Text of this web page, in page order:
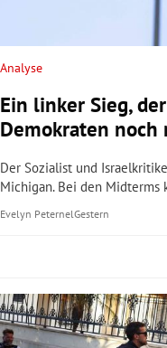
Untermenü
Untermenü
Untermenü
Untermenü
Analyse
Ein linker Sieg,
Demokraten noch
Der Sozialist und
Michigan. Bei den Midterms
Evelyn PeternelGestern